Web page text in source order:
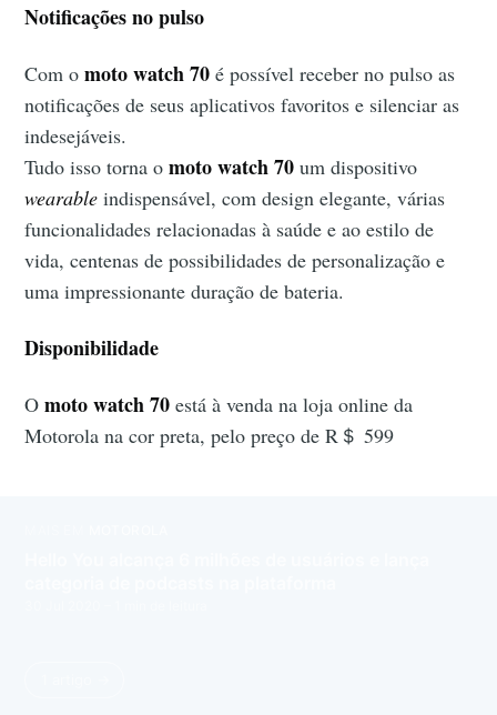
Notificações no pulso
Com omoto watch 70 é possível receber no pulso as
notificações de seus aplicativos favoritos e silenciar as
indesejáveis.
Tudo isso torna omoto watch 70 um dispositivo
wearable indispensável, com design elegante, várias
funcionalidades relacionadas à saúde e ao estilo de
vida, centenas de possibilidades de personalização e
uma impressionante duração de bateria.
Disponibilidade
Omoto watch 70 está à venda na loja online da
Motorola na cor preta, pelo preço de R＄ 599